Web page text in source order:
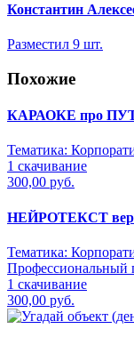
Константин
Разместил 9 шт.
Похожие
КАРАОКЕ про
Тематика:
1 скачивание
300,00 руб.
НЕЙРОТЕКСТ
Тематика:
Профессиональный
1 скачивание
300,00 руб.